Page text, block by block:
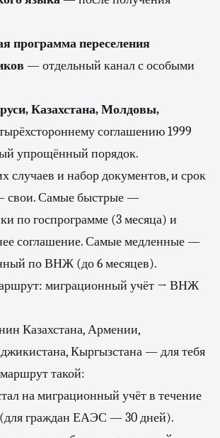
программа переселения
— отдельный канал с особыми
Казахстана, Молдовы,
соглашению 1999
упрощённый порядок.
случаев и набор документов, и срок
свои. Самые быстрые —
по госпрограмме (3 месяца) и
соглашение. Самые медленные —
по ВНЖ (до 6 месяцев).
миграционный учёт → ВНЖ
Казахстана, Армении,
Кыргызстана — для тебя
такой:
на миграционный учёт в течение
(для граждан ЕАЭС — 30 дней).